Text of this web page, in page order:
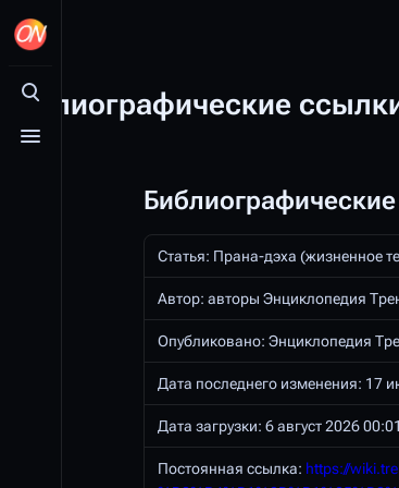
Открыть поиск
Открыть меню
Библиографические
Статья: Прана-дэха (жизненное
Автор: авторы Энциклопедия
Опубликовано: Энциклопедия
Дата последнего изменения: 17
Дата загрузки: 6 август 2026
Постоянная ссылка: https://